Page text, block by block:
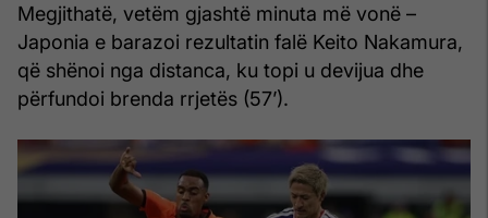
Megjithatë, vetëm gjashtë minuta më vonë –
Japonia e barazoi rezultatin falë Keito Nakamura,
që shënoi nga distanca, ku topi u devijua dhe
përfundoi brenda rrjetës (57’).